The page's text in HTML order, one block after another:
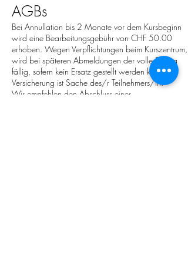
AGBs
Bei Annullation bis 2 Monate vor dem Kursbeginn
wird eine Bearbeitungsgebühr von CHF 50.00
erhoben. Wegen Verpflichtungen beim Kurszentrum,
wird bei späteren Abmeldungen der volle Betrag
fällig, sofern kein Ersatz gestellt werden kann.
Versicherung ist Sache des/r Teilnehmers/in.
Wir empfehlen den Abschluss einer